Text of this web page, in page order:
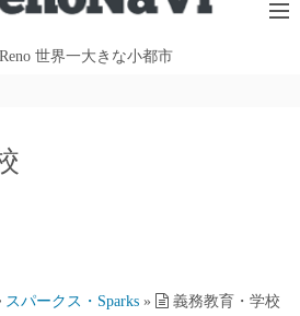
世界一大きな小都市
スパークス・Sparks » 義務教育・学校